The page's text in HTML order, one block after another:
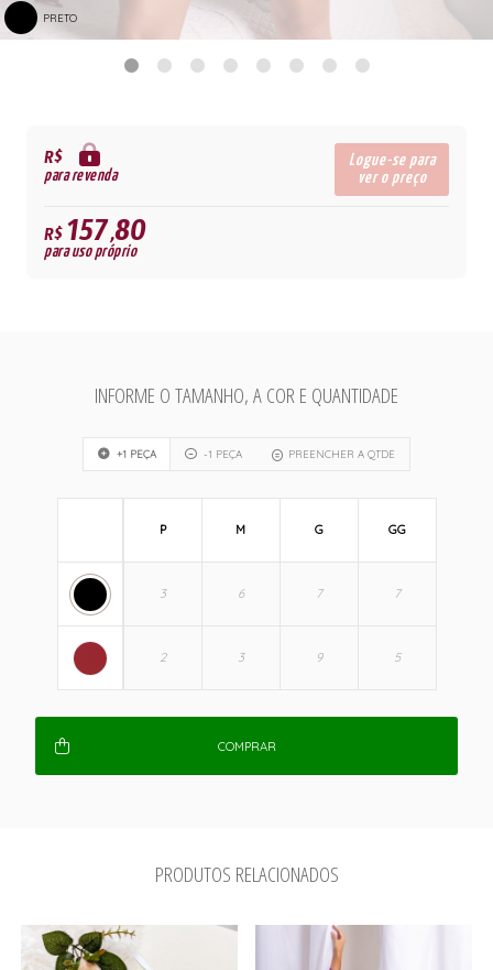
PRETO
R$
para revenda
Logue-se para
ver o preço
R$157,80
para uso próprio
INFORME O TAMANHO, A COR E QUANTIDADE
+1 PEÇA -1 PEÇA PREENCHER A QTDE
P M G GG
COMPRAR
PRODUTOS RELACIONADOS